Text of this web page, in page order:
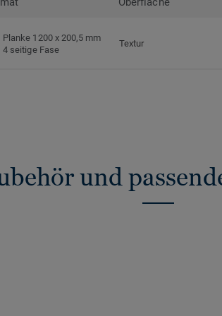
Planke 1200 x 200,5 mm
4 seitige Fase
Textur
und